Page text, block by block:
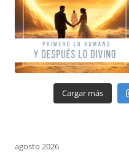
Cargar más
agosto 2026